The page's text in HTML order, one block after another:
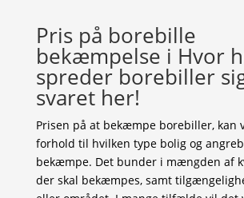
Pris på borebille
bekæmpelse i Hvor
spreder borebiller
svaret her!
Prisen på at bekæmpe borebiller, kan
forhold til hvilken type bolig og
bekæmpe. Det bunder i mængden af
der skal bekæmpes, samt